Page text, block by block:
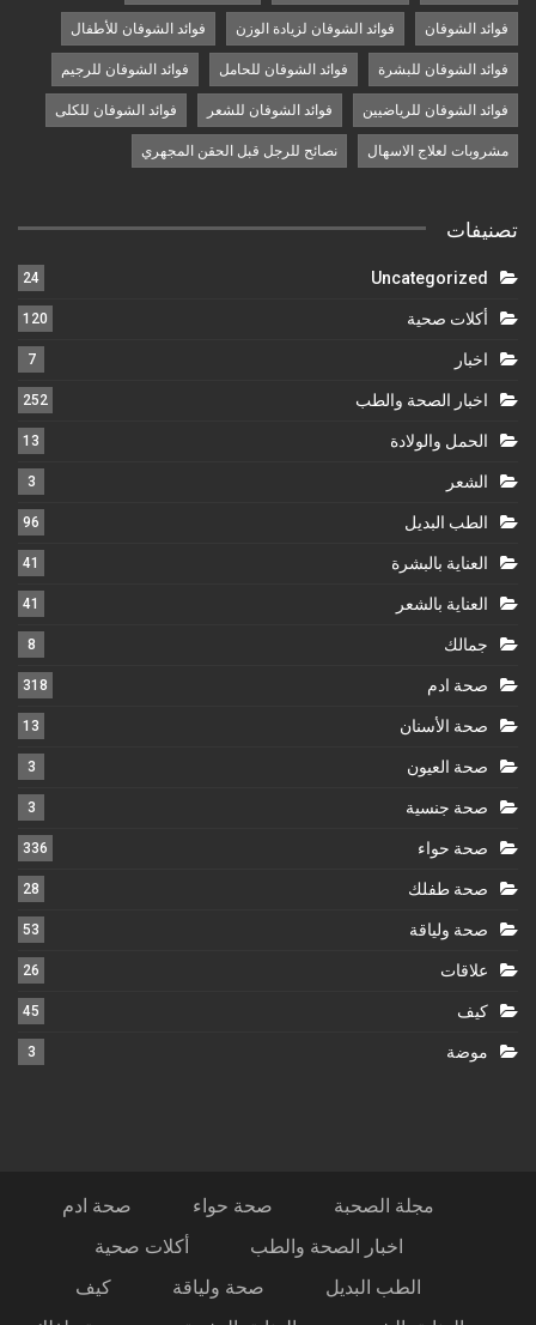
فوائد الشوفان فوائد الشوفان لزيادة الوزن فوائد الشوفان للأطفال
فوائد الشوفان للبشرة فوائد الشوفان للحامل فوائد الشوفان للرجيم
فوائد الشوفان للرياضيين فوائد الشوفان للشعر فوائد الشوفان للكلى
مشروبات لعلاج الاسهال نصائح للرجل قبل الحقن المجهري
تصنيفات
Uncategorized
24
أكلات صحية 120
اخبار 7
اخبار الصحة والطب 252
الحمل والولادة 13
الشعر 3
الطب البديل 96
العناية بالبشرة 41
العناية بالشعر 41
جمالك 8
صحة ادم 318
صحة الأسنان 13
صحة العيون 3
صحة جنسية 3
صحة حواء 336
صحة طفلك 28
صحة ولياقة 53
علاقات 26
كيف 45
موضة 3
مجلة الصحبة صحة حواء
صحة ادم
اخبار الصحة والطب
أكلات صحية
الطب البديل
صحة ولياقة
كيف